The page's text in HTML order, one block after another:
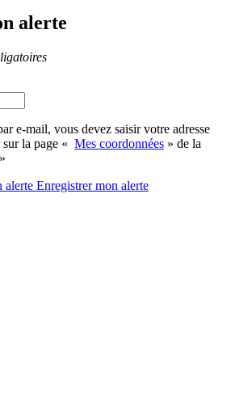
alerte
e-mail, vous devez saisir votre adresse
la page « Mes coordonnées » de la
alerte Enregistrermon alerte